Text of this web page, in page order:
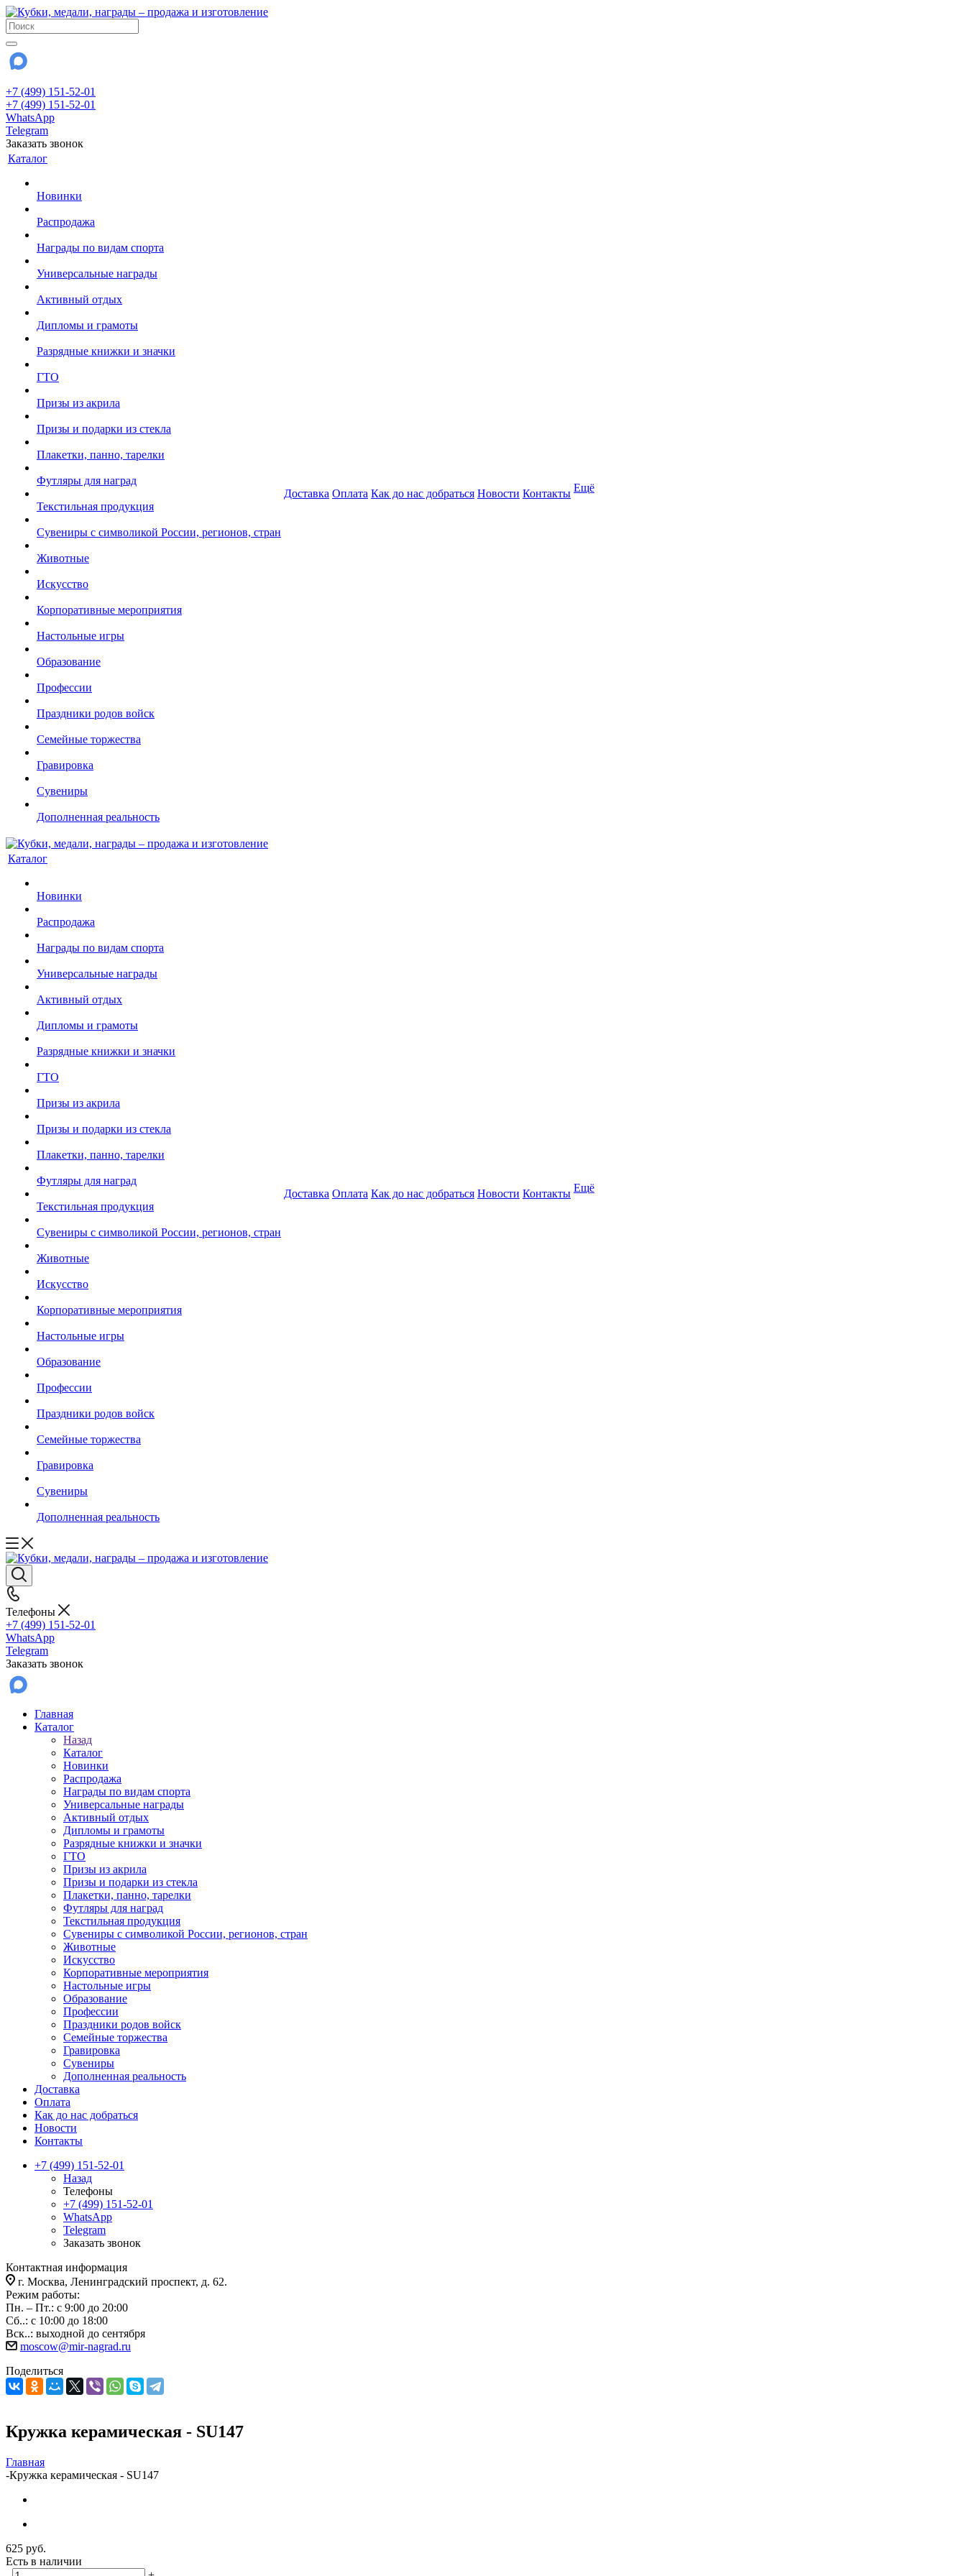
+7 (499) 151-52-01
+7 (499) 151-52-01
WhatsApp
Telegram
Заказать звонок
Каталог
Новинки
Распродажа
Награды по видам спорта
Универсальные награды
Активный отдых
Дипломы и грамоты
Разрядные книжки и значки
ГТО
Призы из акрила
Призы и подарки из стекла
Плакетки, панно, тарелки
Футляры для наград
Текстильная продукция
Сувениры с символикой России, регионов, стран
Животные
Искусство
Корпоративные мероприятия
Настольные игры
Образование
Профессии
Праздники родов войск
Семейные торжества
Гравировка
Сувениры
Дополненная реальность
Доставка Оплата Как до нас добраться Новости Контакты Ещё
Каталог
Новинки
Распродажа
Награды по видам спорта
Универсальные награды
Активный отдых
Дипломы и грамоты
Разрядные книжки и значки
ГТО
Призы из акрила
Призы и подарки из стекла
Плакетки, панно, тарелки
Футляры для наград
Текстильная продукция
Сувениры с символикой России, регионов, стран
Животные
Искусство
Корпоративные мероприятия
Настольные игры
Образование
Профессии
Праздники родов войск
Семейные торжества
Гравировка
Сувениры
Дополненная реальность
Доставка Оплата Как до нас добраться Новости Контакты Ещё
Телефоны
+7 (499) 151-52-01
WhatsApp
Telegram
Заказать звонок
Главная
Каталог
Назад
Каталог
Новинки
Распродажа
Награды по видам спорта
Универсальные награды
Активный отдых
Дипломы и грамоты
Разрядные книжки и значки
ГТО
Призы из акрила
Призы и подарки из стекла
Плакетки, панно, тарелки
Футляры для наград
Текстильная продукция
Сувениры с символикой России, регионов, стран
Животные
Искусство
Корпоративные мероприятия
Настольные игры
Образование
Профессии
Праздники родов войск
Семейные торжества
Гравировка
Сувениры
Дополненная реальность
Доставка
Оплата
Как до нас добраться
Новости
Контакты
+7 (499) 151-52-01
Назад
Телефоны
+7 (499) 151-52-01
WhatsApp
Telegram
Заказать звонок
Контактная информация
г. Москва, Ленинградский проспект, д. 62.
Режим работы:
Пн. – Пт.: с 9:00 до 20:00
Сб..: с 10:00 до 18:00
Вск..: выходной до сентября
moscow@mir-nagrad.ru
Поделиться
Кружка керамическая - SU147
Главная
-Кружка керамическая - SU147
625 руб.
Есть в наличии